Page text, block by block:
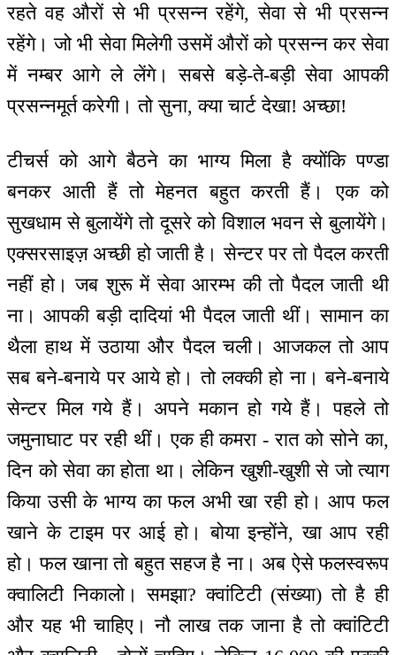
रहते वह औरों से भी प्रसन्न रहेंगे, सेवा से भी प्रसन्न
रहेंगे। जो भी सेवा मिलेगी उसमें औरों को प्रसन्न कर सेवा
में नम्बर आगे ले लेंगे। सबसे बड़े-ते-बड़ी सेवा आपकी
प्रसन्नमूर्त करेगी। तो सुना, क्या चार्ट देखा! अच्छा!
टीचर्स को आगे बैठने का भाग्य मिला है क्योंकि पण्डा
बनकर आती हैं तो मेहनत बहुत करती हैं। एक को
सुखधाम से बुलायेंगे तो दूसरे को विशाल भवन से बुलायेंगे।
एक्सरसाइज़ अच्छी हो जाती है। सेन्टर पर तो पैदल करती
नहीं हो। जब शुरू में सेवा आरम्भ की तो पैदल जाती थी
ना। आपकी बड़ी दादियां भी पैदल जाती थीं। सामान का
थैला हाथ में उठाया और पैदल चली। आजकल तो आप
सब बने-बनाये पर आये हो। तो लक्की हो ना। बने-बनाये
सेन्टर मिल गये हैं। अपने मकान हो गये हैं। पहले तो
जमुनाघाट पर रही थीं। एक ही कमरा - रात को सोने का,
दिन को सेवा का होता था। लेकिन खुशी-खुशी से जो त्याग
किया उसी के भाग्य का फल अभी खा रही हो। आप फल
खाने के टाइम पर आई हो। बोया इन्होंने, खा आप रही
हो। फल खाना तो बहुत सहज है ना। अब ऐसे फलस्वरूप
क्वालिटी निकालो। समझा? क्वांटिटी (संख्या) तो है ही
और यह भी चाहिए। नौ लाख तक जाना है तो क्वांटिटी